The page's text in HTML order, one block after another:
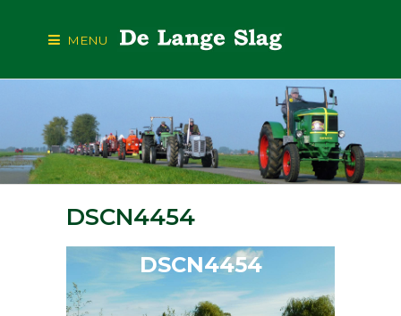
MENU
DSCN4454
DSCN4454